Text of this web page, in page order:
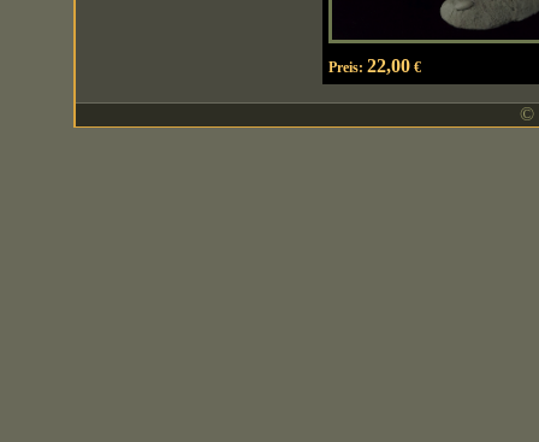
Preis: 22,00€
©